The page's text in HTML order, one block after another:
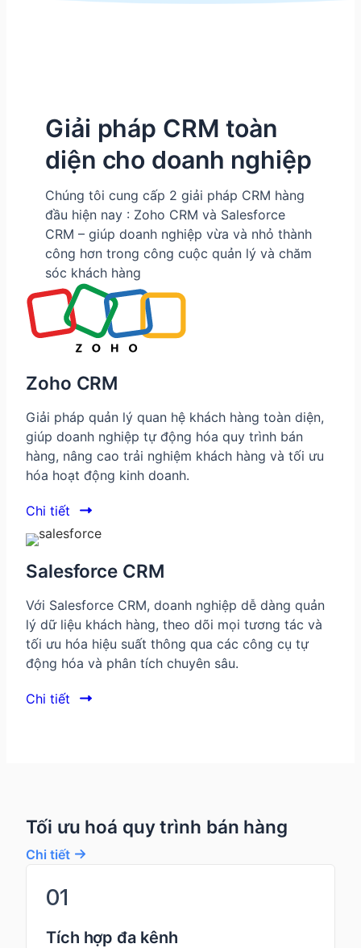
Giải pháp CRM toàn
diện cho doanh nghiệp
Chúng tôi cung cấp 2 giải pháp CRM hàng
đầu hiện nay : Zoho CRM và Salesforce
CRM – giúp doanh nghiệp vừa và nhỏ thành
công hơn trong công cuộc quản lý và chăm
sóc khách hàng
Zoho CRM
Giải pháp quản lý quan hệ khách hàng toàn diện,
giúp doanh nghiệp tự động hóa quy trình bán
hàng, nâng cao trải nghiệm khách hàng và tối ưu
hóa hoạt động kinh doanh.
Chi tiết
Salesforce CRM
Với Salesforce CRM, doanh nghiệp dễ dàng quản
lý dữ liệu khách hàng, theo dõi mọi tương tác và
tối ưu hóa hiệu suất thông qua các công cụ tự
động hóa và phân tích chuyên sâu.
Chi tiết
Tối ưu hoá quy trình bán hàng
Chi tiết
01
Tích hợp đa kênh